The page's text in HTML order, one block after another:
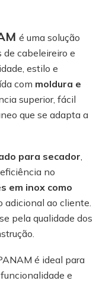
é uma solução
de cabeleireiro e
estilo e
com moldura e
superior, fácil
que se adapta a
para secador,
no
em inox como
adicional ao cliente.
pela qualidade dos
é ideal para
e